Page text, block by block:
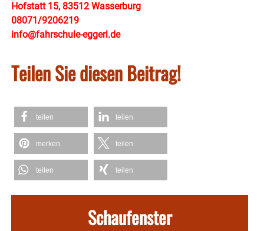
Hofstatt 15, 83512 Wasserburg
08071/9206219
info@fahrschule-eggerl.de
Teilen Sie diesen Beitrag!
teilen teilen
merken teilen
teilen teilen
Schaufenster